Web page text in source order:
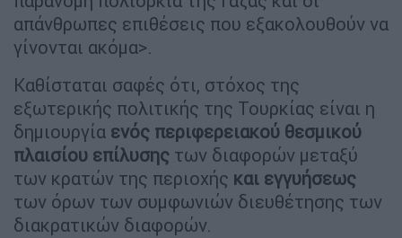
απάνθρωπες επιθέσεις που εξακολουθούν να
γίνονται ακόμα>.
Καθίσταται σαφές ότι, στόχος της
εξωτερικής πολιτικής της Τουρκίας είναι η
δημιουργία ενός περιφερειακού θεσμικού
πλαισίου επίλυσης των διαφορών μεταξύ
των κρατών της περιοχής και εγγυήσεως
των όρων των συμφωνιών διευθέτησης των
διακρατικών διαφορών.